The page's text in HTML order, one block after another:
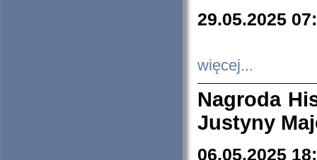
29.05.2025
więcej...
Nagroda
Justyny
06.05.2025